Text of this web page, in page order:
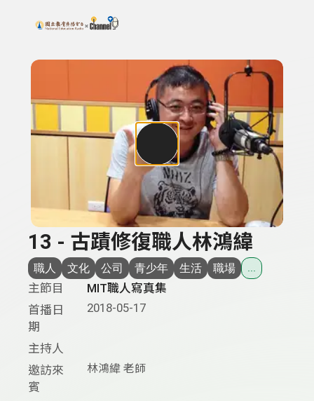
上方功能區塊
搜尋關鍵字：可輸入節目名稱、主持人或關鍵字
13 - 古蹟修復職人林鴻緯
職人 文化 公司 青少年 生活 職場
主節目
MIT職人寫真集
首播日
期
2018-05-17
主持人
邀訪來
賓
林鴻緯 老師